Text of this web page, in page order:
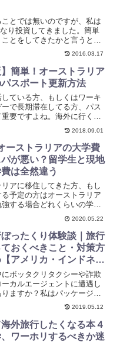
とでは無いのですが、私は
なり投資してきました。簡単
とをしてきたかと言うと、
スを受講し、参考書の購
師を雇ったりしてきました。
はずれなアドバイスをされる
ありまし...
2016.03.17
】簡単！オーストラリア
スポート更新方法
ている方、もしくはワーキ
で長期滞在してる方、パス
要ですよね。海外に行くと
く、オーストラリア国内でも
として使えますからね。日本
は５年もしくは１０年ごと
いといけません...
2018.09.01
ーストラリアの大学費
が悪い？留学生と現地
は全然違う
アに移住してきた方、もし
る予定の方はオーストラリア
する場合どれくらいの学費
気になる方も多いでしょう。
で今回はオーストラリアの大
用をまとめてみましたこの
ジェントなどとの関係性も
なるべくオーストラリアの実
えていきます。オーストラ
ージェントは山ほどありま
ージェントも留学生を学校
とで利益を得ているため、
報を載せることはありませ
、この記事ではそういう利害
確な数字を載せていきたい
2020.05.22
ったくり体験談｜旅行
おくべきこと・対策方
アメリカ・インドネシ
ボッタクリタクシーや詐欺
ーカルエージェントに遭遇し
ますか？私はパッケージツ
も苦手で一人旅や少人数の旅
てきたためか、何度も経験が
も、懲りずに旅行している
を避ける対策...
2019.05.12
外旅行したくなる本４
ワーホリするべきか迷